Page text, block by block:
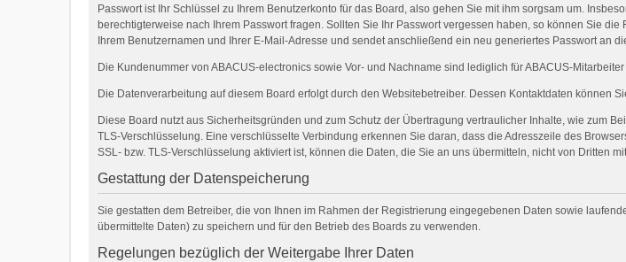
Passwort ist Ihr Schlüssel zu Ihrem Benutzerkonto für das Board, also gehen Sie mit ihm sorgsam um.
berechtigterweise nach Ihrem Passwort fragen. Sollten Sie Ihr Passwort vergessen haben, so können Sie
Ihrem Benutzernamen und Ihrer E-Mail-Adresse und sendet anschließend ein neu generiertes Passwort an
Die Kundenummer von ABACUS-electronics sowie Vor- und Nachname sind lediglich für ABACUS-
Die Datenverarbeitung auf diesem Board erfolgt durch den Websitebetreiber. Dessen Kontaktdaten können
Diese Board nutzt aus Sicherheitsgründen und zum Schutz der Übertragung vertraulicher Inhalte, wie zum
TLS-Verschlüsselung. Eine verschlüsselte Verbindung erkennen Sie daran, dass die Adresszeile des
SSL- bzw. TLS-Verschlüsselung aktiviert ist, können die Daten, die Sie an uns übermitteln, nicht von Dritten
Gestattung der Datenspeicherung
Sie gestatten dem Betreiber, die von Ihnen im Rahmen der Registrierung eingegebenen Daten sowie
übermittelte Daten) zu speichern und für den Betrieb des Boards zu verwenden.
Regelungen bezüglich der Weitergabe Ihrer Daten